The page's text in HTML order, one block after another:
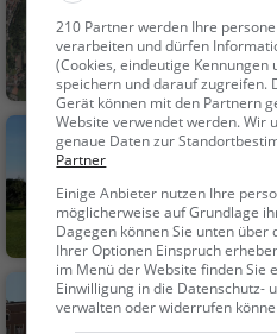
See in
Ach,
Rathaus
210 Partner werden Ihre
verarbeiten und dürfen
(Cookies, eindeutige
speichern und darauf zugreifen.
Gerät können mit den Partnern
Website verwendet werden. Wir
genaue Daten zur
Partner
Einige Anbieter nutzen Ihre
möglicherweise auf Grundlage
Dagegen können Sie unten über
Ihrer Optionen Einspruch
im Menü der Website finden Sie
Einwilligung in die Datenschutz-
verwalten oder widerrufen